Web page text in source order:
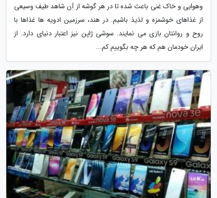
وهوایی و خاک غنی باعث شده تا در هر گوشه از آن شاهد طیف وسیعی
از غذاهای خوشمزه و لذیذ باشیم. در هند، سرزمین ادویه ها غذاها با
روح و روانتان بازی می نمایند. سوشی ژاپن نیز اعتبار دنیای دارد. از
ایران خودمان هم که هر چه بگوییم کم...